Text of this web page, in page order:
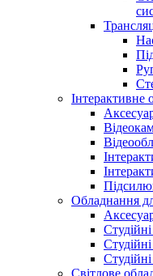
Інтерактивне
Обладнання
Світлове